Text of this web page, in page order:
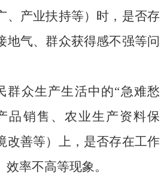
、产业扶持等）时，是否存
地气、群众获得感不强等问
群众生产生活中的“急难愁
品销售、农业生产资料保
改善等）上，是否存在工作
率不高等现象。